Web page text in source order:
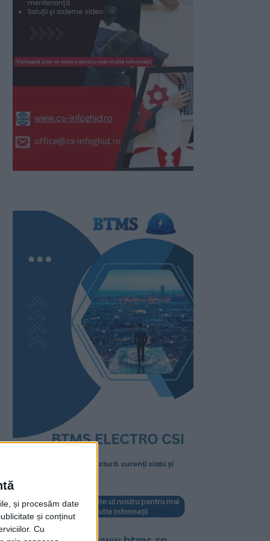
și procesăm date
și conținut
Cu